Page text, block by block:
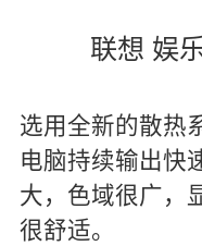
联想 娱
选用全新的散热
电脑持续输出快
大，色域很广，
很舒适。